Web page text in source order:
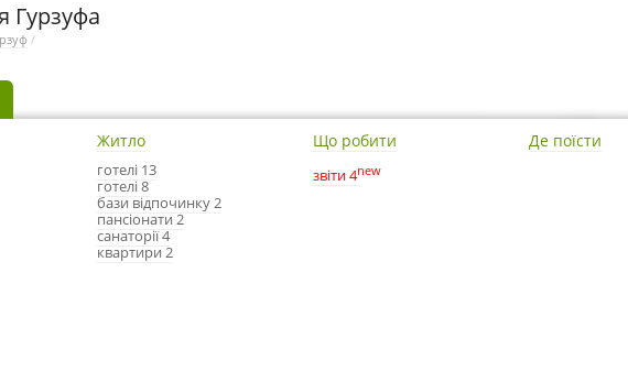
Гурзуфа
/
Житло
готелі 13
готелі 8
бази відпочинку 2
пансіонати 2
санаторії 4
квартири 2
Що робити
звіти 4new
Де поїсти